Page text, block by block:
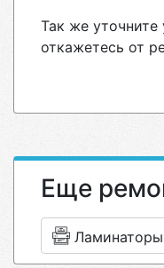
Так же уточните
откажетесь от
Еще
Ламинаторы